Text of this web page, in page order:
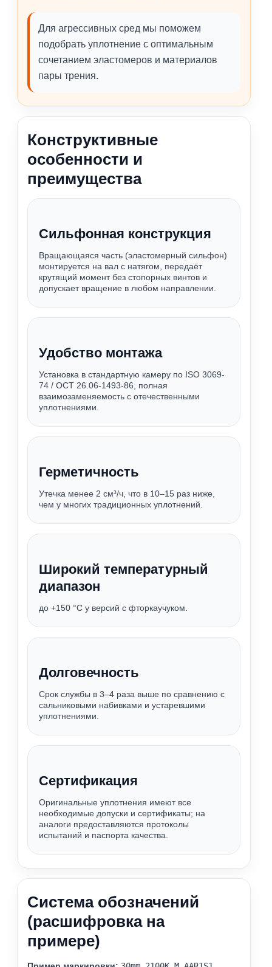
Для агрессивных сред мы поможем
подобрать уплотнение с оптимальным
сочетанием эластомеров и материалов
пары трения.
Конструктивные
особенности и
преимущества
Сильфонная конструкция
Вращающаяся часть (эластомерный сильфон)
монтируется на вал с натягом, передаёт
крутящий момент без стопорных винтов и
допускает вращение в любом направлении.
Удобство монтажа
Установка в стандартную камеру по ISO 3069-
74 / ОСТ 26.06-1493-86, полная
взаимозаменяемость с отечественными
уплотнениями.
Герметичность
Утечка менее 2 см³/ч, что в 10–15 раз ниже,
чем у многих традиционных уплотнений.
Широкий температурный
диапазон
до +150 °C у версий с фторкаучуком.
Долговечность
Срок службы в 3–4 раза выше по сравнению с
сальниковыми набивками и устаревшими
уплотнениями.
Сертификация
Оригинальные уплотнения имеют все
необходимые допуски и сертификаты; на
аналоги предоставляются протоколы
испытаний и паспорта качества.
Система обозначений
(расшифровка на
примере)